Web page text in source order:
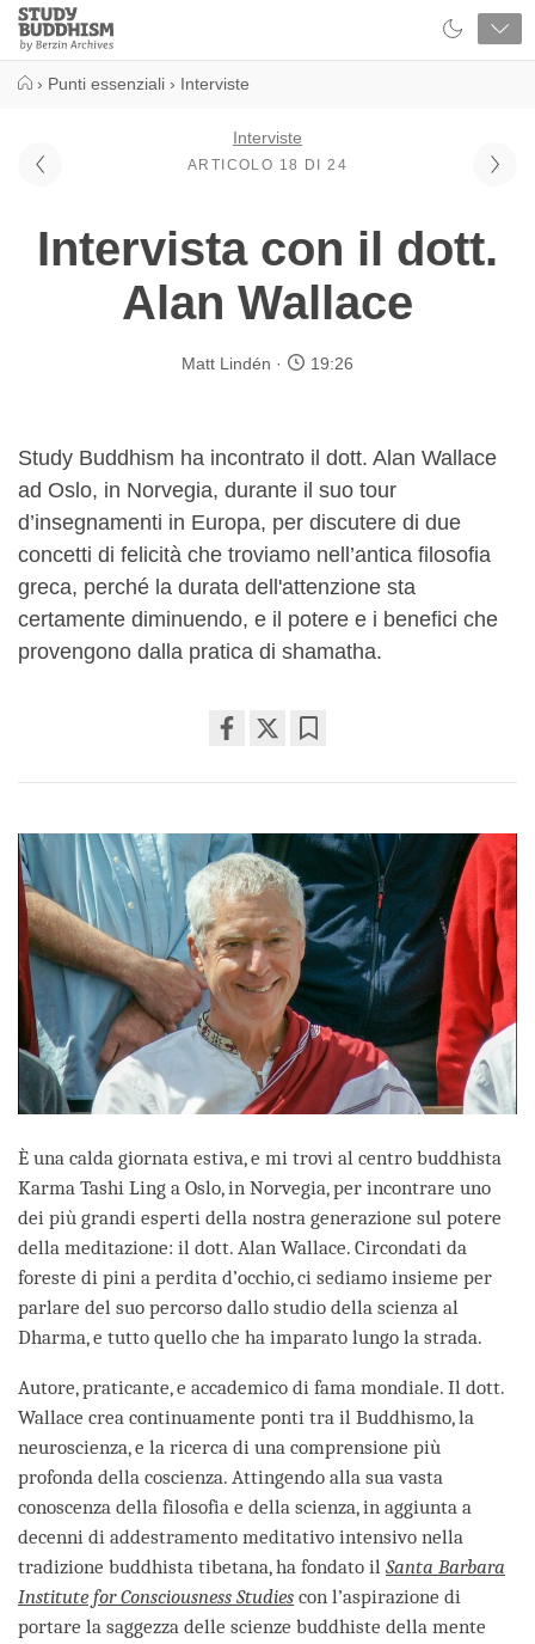
Close
Study
Buddhism
› Punti essenziali › Interviste
Interviste
ARTICOLO 18 DI 24
Intervista con il dott.
Alan Wallace
Matt Lindén 19:26
Study Buddhism ha incontrato il dott. Alan Wallace
ad Oslo, in Norvegia, durante il suo tour
d’insegnamenti in Europa, per discutere di due
concetti di felicità che troviamo nell’antica filosofia
greca, perché la durata dell'attenzione sta
certamente diminuendo, e il potere e i benefici che
provengono dalla pratica di shamatha.
on
È una calda giornata estiva, e mi trovi al centro buddhista
Karma Tashi Ling a Oslo, in Norvegia, per incontrare uno
dei più grandi esperti della nostra generazione sul potere
della meditazione: il dott. Alan Wallace. Circondati da
foreste di pini a perdita d’occhio, ci sediamo insieme per
parlare del suo percorso dallo studio della scienza al
Dharma, e tutto quello che ha imparato lungo la strada.
Autore, praticante, e accademico di fama mondiale. Il dott.
Wallace crea continuamente ponti tra il Buddhismo, la
neuroscienza, e la ricerca di una comprensione più
profonda della coscienza. Attingendo alla sua vasta
conoscenza della filosofia e della scienza, in aggiunta a
decenni di addestramento meditativo intensivo nella
tradizione buddhista tibetana, ha fondato il Santa Barbara
Institute for Consciousness Studies con l’aspirazione di
portare la saggezza delle scienze buddhiste della mente